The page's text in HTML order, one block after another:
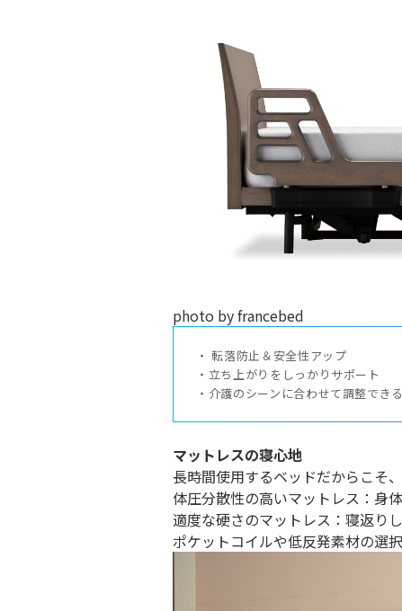
photo by francebed
・ 転落防止＆安全性アップ
・立ち上がりをしっかりサポート
・介護のシーンに合わせて調整できる
マットレスの寝心地
長時間使用するベッドだからこそ
体圧分散性の高いマットレス：身
適度な硬さのマットレス：寝返り
ポケットコイルや低反発素材の選